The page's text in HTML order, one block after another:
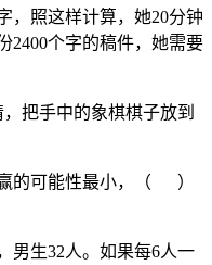
，照这样计算，她20分钟
个字的稿件，她需要
把手中的象棋棋子放到
可能性最小，（ ）
男生32人。如果每6人一